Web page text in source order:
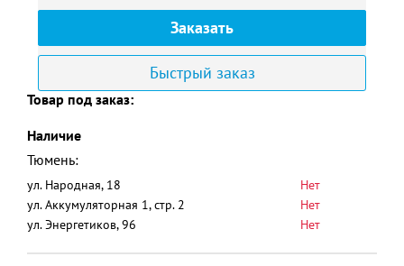
Заказать
Быстрый заказ
Товар под заказ:
Наличие
Тюмень:
ул. Народная, 18
Нет
ул. Аккумуляторная 1, стр. 2
Нет
ул. Энергетиков, 96
Нет